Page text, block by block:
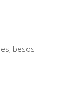
besos